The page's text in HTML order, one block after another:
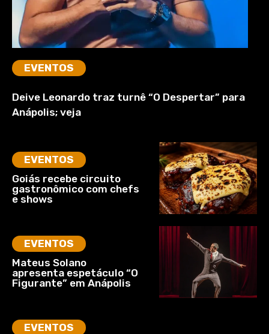
EVENTOS
Deive Leonardo traz turnê “O Despertar” para
Anápolis; veja
EVENTOS
Goiás recebe circuito
gastronômico com chefs
e shows
EVENTOS
Mateus Solano
apresenta espetáculo “O
Figurante” em Anápolis
EVENTOS